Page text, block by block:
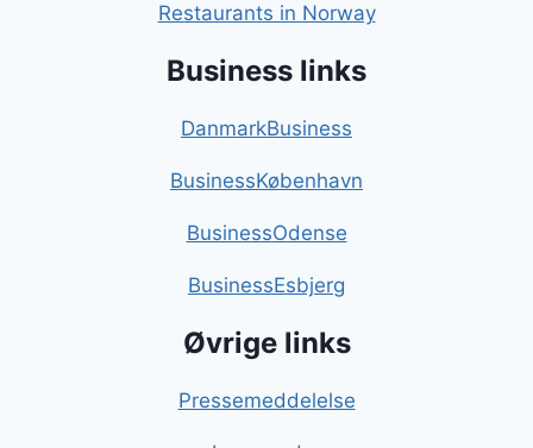
Restaurants in Norway
Business links
DanmarkBusiness
BusinessKøbenhavn
BusinessOdense
BusinessEsbjerg
Øvrige links
Pressemeddelelse